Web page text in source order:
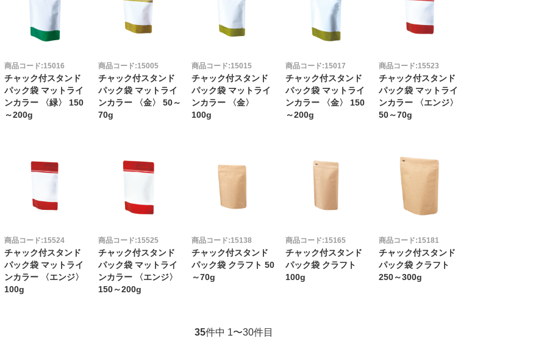
商品コード:15016
チャック付スタンド
パック袋 マットライ
ンカラー 〈緑〉 150
～200g
商品コード:15005
チャック付スタンド
パック袋 マットライ
ンカラー 〈金〉 50～
70g
商品コード:15015
チャック付スタンド
パック袋 マットライ
ンカラー 〈金〉
100g
商品コード:15017
チャック付スタンド
パック袋 マットライ
ンカラー 〈金〉 150
～200g
商品コード:15523
チャック付スタンド
パック袋 マットライ
ンカラー 〈エンジ〉
50～70g
商品コード:15524
チャック付スタンド
パック袋 マットライ
ンカラー 〈エンジ〉
100g
商品コード:15525
チャック付スタンド
パック袋 マットライ
ンカラー 〈エンジ〉
150～200g
商品コード:15138
チャック付スタンド
パック袋 クラフト 50
～70g
商品コード:15165
チャック付スタンド
パック袋 クラフト
100g
商品コード:15181
チャック付スタンド
パック袋 クラフト
250～300g
35件中 1〜30件目